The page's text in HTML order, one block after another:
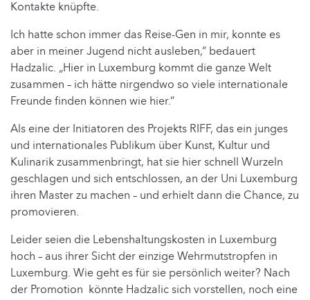
Kontakte knüpfte.
Ich hatte schon immer das Reise-Gen in mir, konnte es
aber in meiner Jugend nicht ausleben,“ bedauert
Hadzalic. „Hier in Luxemburg kommt die ganze Welt
zusammen – ich hätte nirgendwo so viele internationale
Freunde finden können wie hier.“
Als eine der Initiatoren des Projekts RIFF, das ein junges
und internationales Publikum über Kunst, Kultur und
Kulinarik zusammenbringt, hat sie hier schnell Wurzeln
geschlagen und sich entschlossen, an der Uni Luxemburg
ihren Master zu machen – und erhielt dann die Chance, zu
promovieren.
Leider seien die Lebenshaltungskosten in Luxemburg
hoch – aus ihrer Sicht der einzige Wehrmutstropfen in
Luxemburg. Wie geht es für sie persönlich weiter? Nach
der Promotion könnte Hadzalic sich vorstellen, noch eine